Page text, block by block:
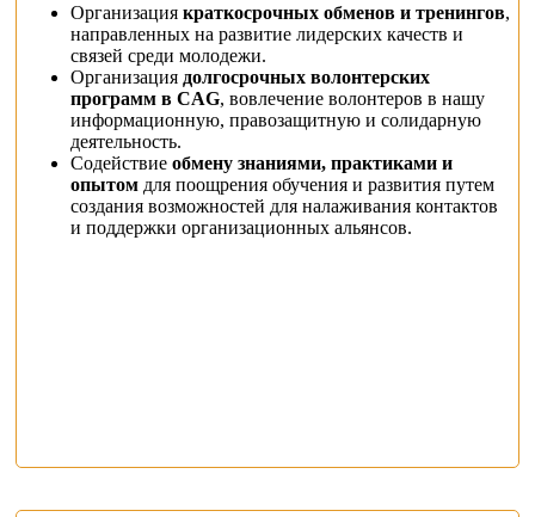
Организация краткосрочных обменов и тренингов,
направленных на развитие лидерских качеств и
связей среди молодежи.
Организация долгосрочных волонтерских
программ в CAG, вовлечение волонтеров в нашу
информационную, правозащитную и солидарную
деятельность.
Содействие обмену знаниями, практиками и
опытом для поощрения обучения и развития путем
создания возможностей для налаживания контактов
и поддержки организационных альянсов.